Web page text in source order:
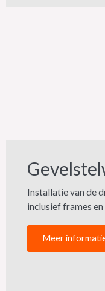
Installatie van de
inclusief frames
Meer